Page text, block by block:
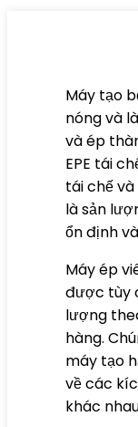
Máy tạo
nóng và
và ép
EPE tái
tái chế
là sản
ổn định
Máy ép
được tùy
lượng
hàng.
máy tạo
về các
khác